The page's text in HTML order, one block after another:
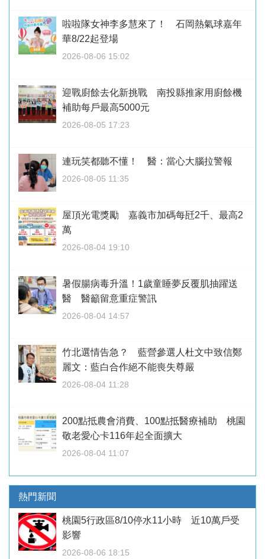
啦啦隊女神李多慧來了！ 石岡熱氣球嘉年
華8/22起登場
2026-08-06 15:02
迎戰廚餘去化新挑戰 南投縣推家用廚餘機
補助每戶最高5000元
2026-08-05 17:23
連玩笑都聽不懂！ 醫：當心大腦拉警報
2026-08-05 11:35
屋頂光電獎勵 嘉義市加碼每瓩2千、最高2
萬
2026-08-04 19:10
暑假腸病毒升溫！1歲童睡夢反覆肌抽躍送
醫 醫籲留意重症警訊
2026-08-04 14:57
竹北選情告急？ 藍營參選人杜文中致信鄭
麗文：藍白合作絕不能喪失尊嚴
2026-08-04 11:28
200點抵農會消費、100點抵醫療補助 桃園
敬老愛心卡116年起全面擴大
2026-08-04 11:07
熱門新聞
桃園5行政區8/10停水11小時 近10萬戶受
影響
2026-08-06 18:15